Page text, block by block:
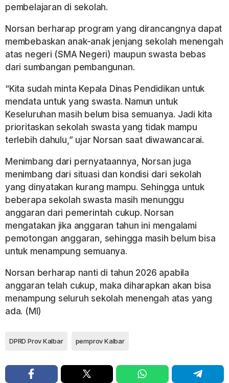
pembelajaran di sekolah.
Norsan berharap program yang dirancangnya dapat
membebaskan anak-anak jenjang sekolah menengah
atas negeri (SMA Negeri) maupun swasta bebas
dari sumbangan pembangunan.
“Kita sudah minta Kepala Dinas Pendidikan untuk
mendata untuk yang swasta. Namun untuk
Keseluruhan masih belum bisa semuanya. Jadi kita
prioritaskan sekolah swasta yang tidak mampu
terlebih dahulu,” ujar Norsan saat diwawancarai.
Menimbang dari pernyataannya, Norsan juga
menimbang dari situasi dan kondisi dari sekolah
yang dinyatakan kurang mampu. Sehingga untuk
beberapa sekolah swasta masih menunggu
anggaran dari pemerintah cukup. Norsan
mengatakan jika anggaran tahun ini mengalami
pemotongan anggaran, sehingga masih belum bisa
untuk menampung semuanya.
Norsan berharap nanti di tahun 2026 apabila
anggaran telah cukup, maka diharapkan akan bisa
menampung seluruh sekolah menengah atas yang
ada. (Ml)
DPRD Prov Kalbar pemprov Kalbar